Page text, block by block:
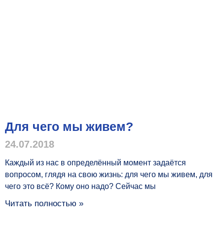
Для чего мы живем?
24.07.2018
Каждый из нас в определённый момент задаётся
вопросом, глядя на свою жизнь: для чего мы живем, для
чего это всё? Кому оно надо? Сейчас мы
Читать полностью »